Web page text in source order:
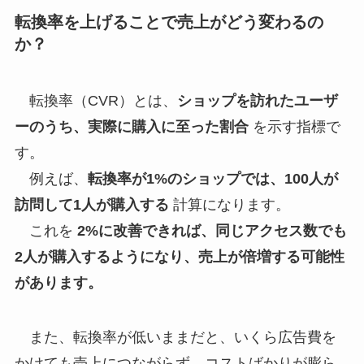
転換率を上げることで売上がどう変わるの
か？
転換率（CVR）とは、
ショップを訪れたユーザ
ーのうち、実際に購入に至った割合を示す指標で
す。
例えば、 転換率が1%のショップでは、100人が
訪問して1人が購入する 計算になります。
これを 2%に改善できれば、同じアクセス数でも
2人が購入するようになり、売上が倍増する可能性
があります。
また、転換率が低いままだと、いくら広告費を